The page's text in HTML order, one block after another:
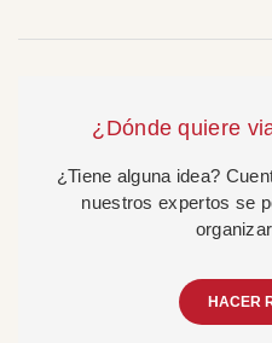
¿Dónde quiere
¿Tiene alguna idea?
nuestros expertos se
HACER